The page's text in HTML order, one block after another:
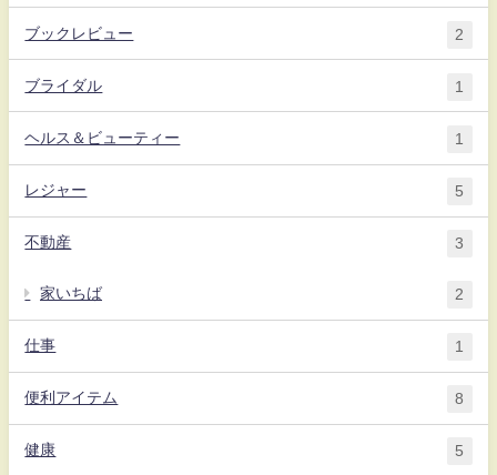
ブックレビュー 2
ブライダル 1
ヘルス＆ビューティー 1
レジャー 5
不動産 3
家いちば 2
仕事 1
便利アイテム 8
健康 5